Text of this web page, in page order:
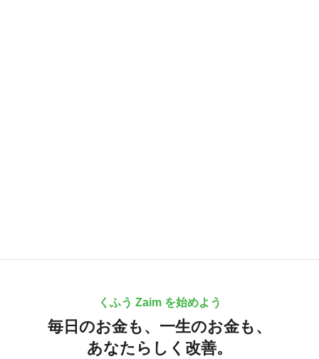
くふう Zaim を始めよう
毎日のお金も、 一生のお金も、
あなたらしく改善。